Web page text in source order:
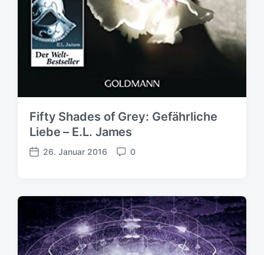
Fifty Shades of Grey: Gefährliche
Liebe – E.L. James
V
ö
e
n
26. Januar 2016
K
m
e
n
t
a
0